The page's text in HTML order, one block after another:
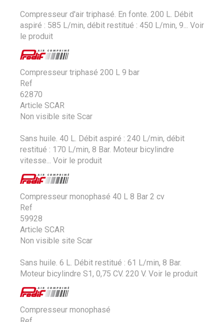
Compresseur d'air triphasé. En fonte. 200 L. Débit
aspiré : 585 L/min, débit restitué : 450 L/min, 9...
Voir
le produit
Compresseur triphasé 200 L 9 bar
Ref
62870
Article SCAR
Non visible site Scar
Sans huile. 40 L. Débit aspiré : 240 L/min, débit
restitué : 170 L/min, 8 Bar. Moteur bicylindre
vitesse...
Voir le produit
Compresseur monophasé 40 L 8 Bar 2 cv
Ref
59928
Article SCAR
Non visible site Scar
Sans huile. 6 L. Débit restitué : 61 L/min, 8 Bar.
Moteur bicylindre S1, 0,75 CV. 220 V. Voir le produit
Compresseur monophasé